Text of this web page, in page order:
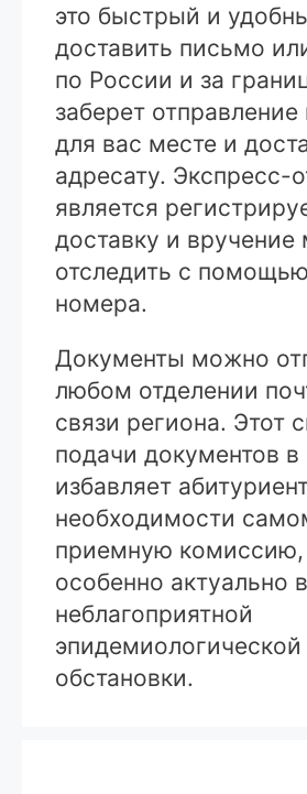
это быстрый и
доставить письмо
по России и за
заберет
для вас месте и
адресату. Экспресс-
является
доставку и
отследить с
номера.
Документы можно
любом отделении
связи региона. Этот
подачи документов в
избавляет
необходимости
приемную комиссию,
особенно актуально
неблагоприятной
эпидемиологической
обстановки.